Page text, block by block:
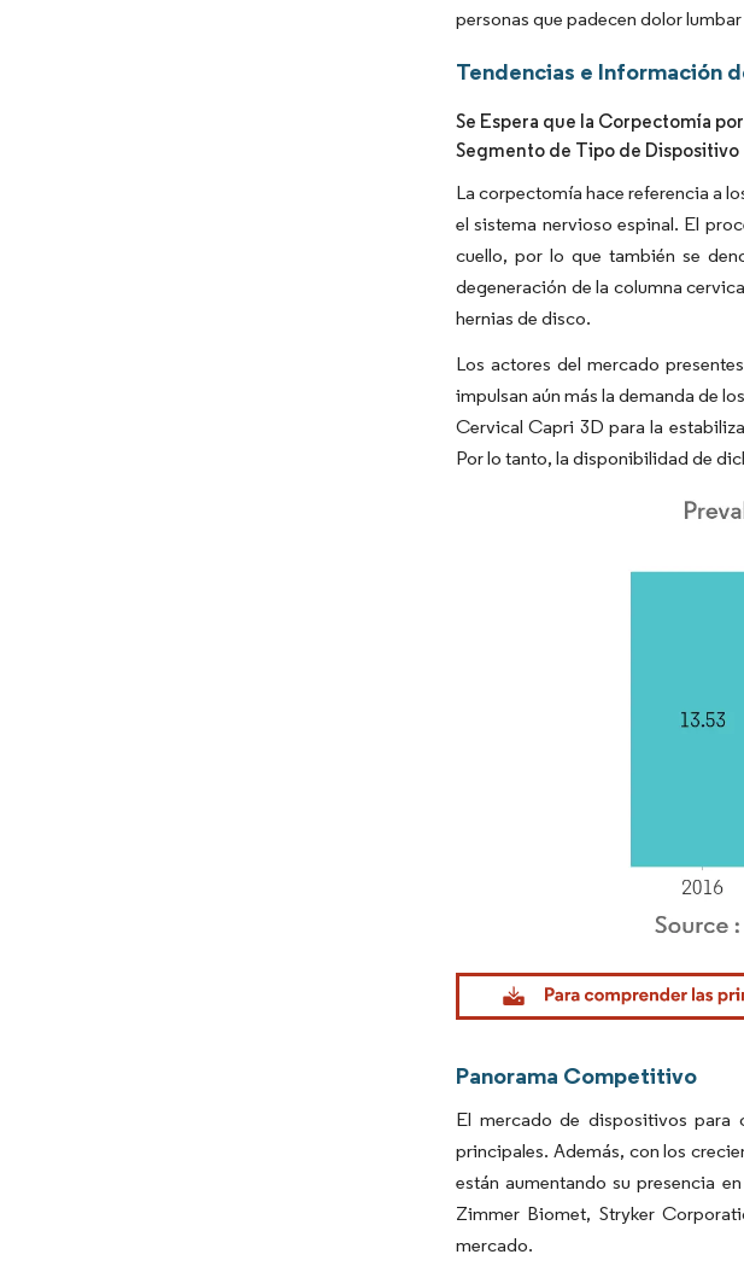
personas que padecen dolor
Tendencias e Información
Se Espera que la Corpectomía
Segmento de Tipo de Dispositivo
La corpectomía hace referencia a
el sistema nervioso espinal. El
cuello, por lo que también se
degeneración de la columna
hernias de disco.
Los actores del mercado
impulsan aún más la demanda de
Cervical Capri 3D para la
Por lo tanto, la disponibilidad de
Imagen © Mordor Intelligence. El uso
Panorama Competitivo
El mercado de dispositivos para
principales. Además, con los
están aumentando su presencia
Zimmer Biomet, Stryker
mercado.